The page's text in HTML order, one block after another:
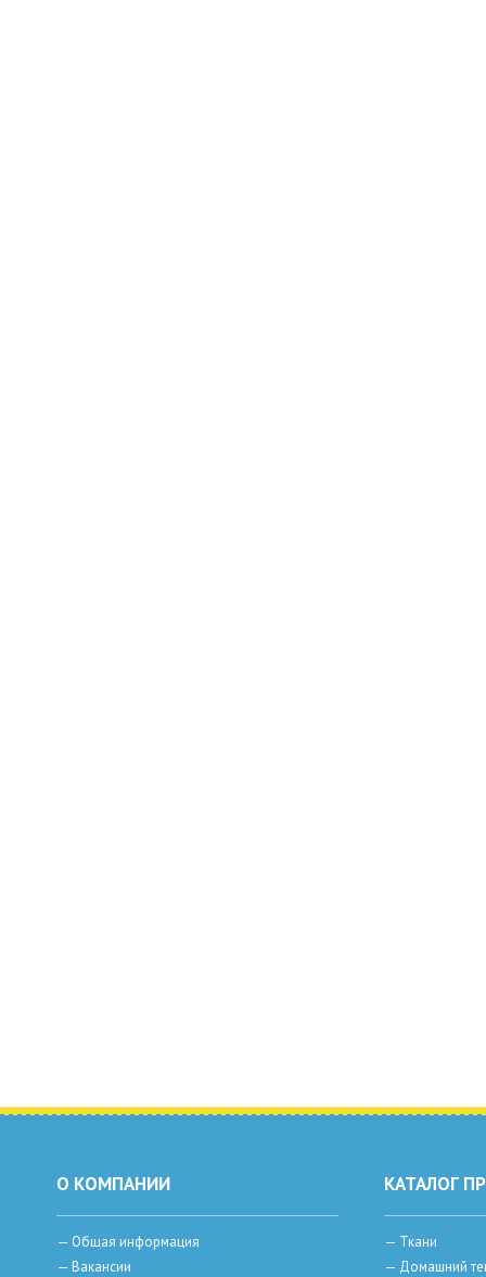
О КОМПАНИИ
— Общая информация
— Вакансии
КАТАЛОГ
— Ткани
— Домашний